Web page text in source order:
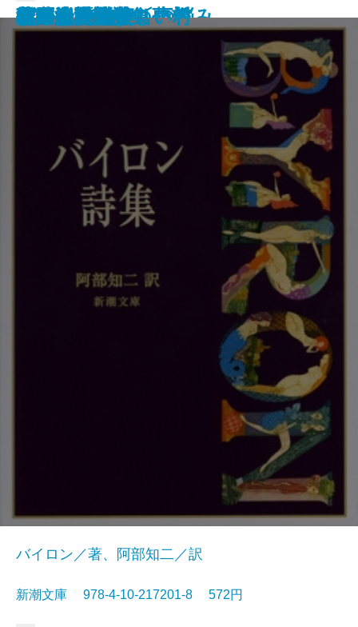
孤独な散歩者の夢想
ゲーテ詩集
脂肪の塊・テリエ館
パルムの僧院〔下〕
巴里の憂鬱
若きウェルテルの悩み
ハイネ詩集
女の一生
パルムの僧院〔上〕
三好達治詩集
バイロン詩集
バイロン／著、阿部知二／訳
新潮文庫 978-4-10-217201-8 572円
春琴抄
風立ちぬ・美しい村
ヴィヨンの妻
北原白秋詩集
萩原朔太郎詩集
ヘッセ詩集
春の嵐
椿姫
春